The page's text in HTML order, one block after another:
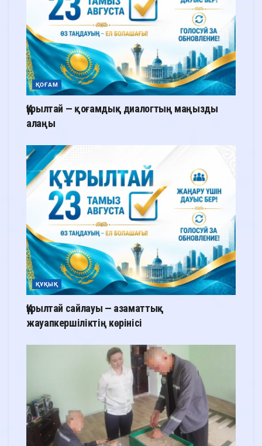
ҚОҒАМ
Құрылтай — қоғамдық диалогтың маңызды
алаңы
ҚҰҚЫҚ
Құрылтай сайлауы — азаматтық
жауапкершіліктің көрінісі